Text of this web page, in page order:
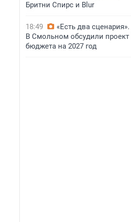
Бритни Спирс и Blur
18:49
«Есть два сценария».
В Смольном обсудили проект
бюджета на 2027 год